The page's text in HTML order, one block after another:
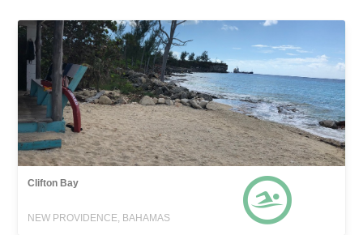
Clifton Bay
NEW PROVIDENCE, BAHAMAS